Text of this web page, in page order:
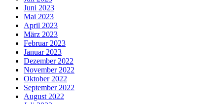
Juni 2023
Mai 2023
April 2023
März 2023
Februar 2023
Januar 2023
Dezember 2022
November 2022
Oktober 2022
September 2022
August 2022